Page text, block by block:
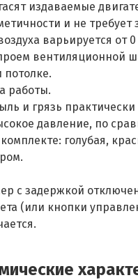
издаваемые
и не
варьируется от 0
вентиляционной
потолке.
работы.
и грязь
давление, по
голубая,
с задержкой
(или кнопки